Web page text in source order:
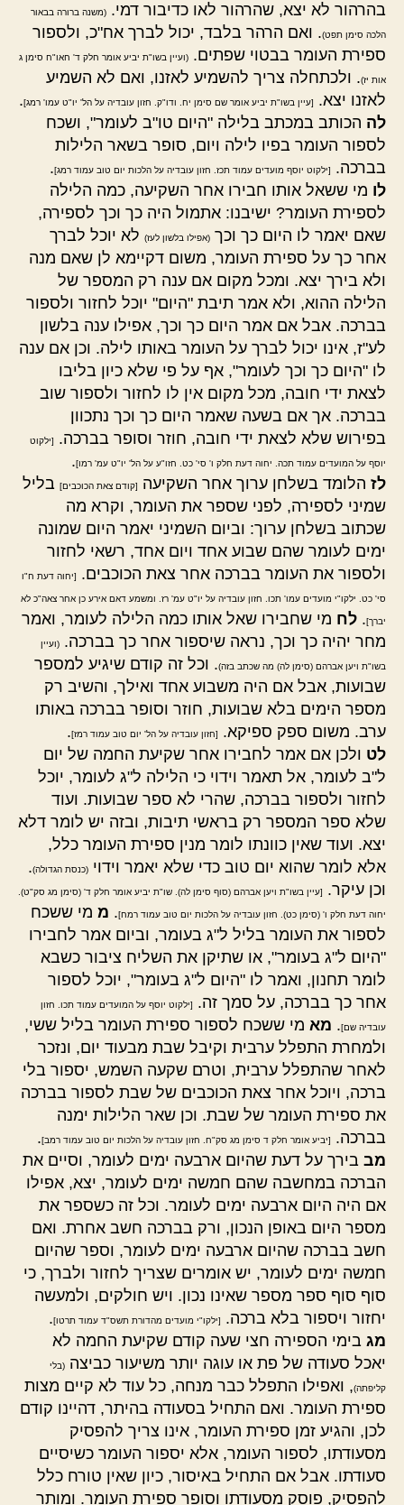
בהרהור לא יצא, שהרהור לאו כדיבור דמי. (משנה ברורה בבאור
הלכה סימן תפט). ואם הרהר בלבד, יכול לברך אח"כ, ולספור
ספירת העומר בבטוי שפתים. (ועיין בשו"ת יביע אומר חלק ד' חאו"ח סימן ג
אות יז). ולכתחלה צריך להשמיע לאזנו, ואם לא השמיע
לאזנו יצא.
[עיין בשו"ת יביע אומר שם סימן יח. ודו"ק. חזון עובדיה על הל' יו"ט עמו' רמג].
לה הכותב במכתב בלילה "היום טו"ב לעומר", ושכח
לספור העומר בפיו לילה ויום, סופר בשאר הלילות
בברכה.
[ילקוט יוסף מועדים עמוד תכז. חזון עובדיה על הלכות יום טוב עמוד רמג].
לו מי ששאל אותו חבירו אחר השקיעה, כמה הלילה
לספירת העומר? ישיבנו: אתמול היה כך וכך לספירה,
שאם יאמר לו היום כך וכך (אפילו בלשון לעז) לא יוכל לברך
אחר כך על ספירת העומר, משום דקיימא לן שאם מנה
ולא בירך יצא. ומכל מקום אם ענה רק המספר של
הלילה ההוא, ולא אמר תיבת "היום" יוכל לחזור ולספור
בברכה. אבל אם אמר היום כך וכך, אפילו ענה בלשון
לע"ז, אינו יכול לברך על העומר באותו לילה. וכן אם ענה
לו "היום כך וכך לעומר", אף על פי שלא כיון בליבו
לצאת ידי חובה, מכל מקום אין לו לחזור ולספור שוב
בברכה. אך אם בשעה שאמר היום כך וכך נתכוון
בפירוש שלא לצאת ידי חובה, חוזר וסופר בברכה.
[ילקוט
יוסף על המועדים עמוד תכה. יחוה דעת חלק ו' סי' כט. חזו"ע על הל' יו"ט עמ' רמו].
לז הלומד בשלחן ערוך אחר השקיעה [קודם צאת הכוכבים] בליל
שמיני לספירה, לפני שספר את העומר, וקרא מה
שכתוב בשלחן ערוך: וביום השמיני יאמר היום שמונה
ימים לעומר שהם שבוע אחד ויום אחד, רשאי לחזור
ולספור את העומר בברכה אחר צאת הכוכבים.
[יחוה דעת ח"ו
סי' כט. ילקו"י מועדים עמו' תכו. חזון עובדיה על יו"ט עמ' רז. ומשמע דאם אירע כן אחר צאה"כ לא
יברך]. לח מי שחבירו שאל אותו כמה הלילה לעומר, ואמר
מחר יהיה כך וכך, נראה שיספור אחר כך בברכה. (ועיין
בשו"ת ויען אברהם (סימן לה) מה שכתב בזה). וכל זה קודם שיגיע למספר
שבועות, אבל אם היה משבוע אחד ואילך, והשיב רק
מספר הימים בלא שבועות, חוזר וסופר בברכה באותו
ערב. משום ספק ספיקא.
[חזון עובדיה על הל' יום טוב עמוד רמז].
לט ולכן אם אמר לחבירו אחר שקיעת החמה של יום
ל"ב לעומר, אל תאמר וידוי כי הלילה ל"ג לעומר, יוכל
לחזור ולספור בברכה, שהרי לא ספר שבועות. ועוד
שלא ספר המספר רק בראשי תיבות, ובזה יש לומר דלא
יצא. ועוד שאין כוונתו לומר מנין ספירת העומר כלל,
אלא לומר שהוא יום טוב כדי שלא יאמר וידוי (כנסת הגדולה).
וכן עיקר.
[עיין בשו"ת ויען אברהם (סוף סימן לה). שו"ת יביע אומר חלק ד' (סימן מג סק"ט).
יחוה דעת חלק ו' (סימן כט). חזון עובדיה על הלכות יום טוב עמוד רמח]. מ מי ששכח
לספור את העומר בליל ל"ג בעומר, וביום אמר לחבירו
"היום ל"ג בעומר", או שתיקן את השליח ציבור כשבא
לומר תחנון, ואמר לו "היום ל"ג בעומר", יוכל לספור
אחר כך בברכה, על סמך זה.
[ילקוט יוסף על המועדים עמוד תכו. חזון
עובדיה שם]. מא מי ששכח לספור ספירת העומר בליל ששי,
ולמחרת התפלל ערבית וקיבל שבת מבעוד יום, ונזכר
לאחר שהתפלל ערבית, וטרם שקעה השמש, יספור בלי
ברכה, ויוכל אחר צאת הכוכבים של שבת לספור בברכה
את ספירת העומר של שבת. וכן שאר הלילות ימנה
בברכה.
[יביע אומר חלק ד סימן מג סק"ח. חזון עובדיה על הלכות יום טוב עמוד רמב].
מב בירך על דעת שהיום ארבעה ימים לעומר, וסיים את
הברכה במחשבה שהם חמשה ימים לעומר, יצא, אפילו
אם היה היום ארבעה ימים לעומר. וכל זה כשספר את
מספר היום באופן הנכון, ורק בברכה חשב אחרת. ואם
חשב בברכה שהיום ארבעה ימים לעומר, וספר שהיום
חמשה ימים לעומר, יש אומרים שצריך לחזור ולברך, כי
סוף סוף ספר מספר שאינו נכון. ויש חולקים, ולמעשה
יחזור ויספור בלא ברכה.
[ילקו"י מועדים מהדורת תשס"ד עמוד תרטו].
מג בימי הספירה חצי שעה קודם שקיעת החמה לא
יאכל סעודה של פת או עוגה יותר משיעור כביצה (בלי
קליפתה), ואפילו התפלל כבר מנחה, כל עוד לא קיים מצות
ספירת העומר. ואם התחיל בסעודה בהיתר, דהיינו קודם
לכן, והגיע זמן ספירת העומר, אינו צריך להפסיק
מסעודתו, לספור העומר, אלא יספור העומר כשיסיים
סעודתו. אבל אם התחיל באיסור, כיון שאין טורח כלל
להפסיק, פוסק מסעודתו וסופר ספירת העומר. ומותר